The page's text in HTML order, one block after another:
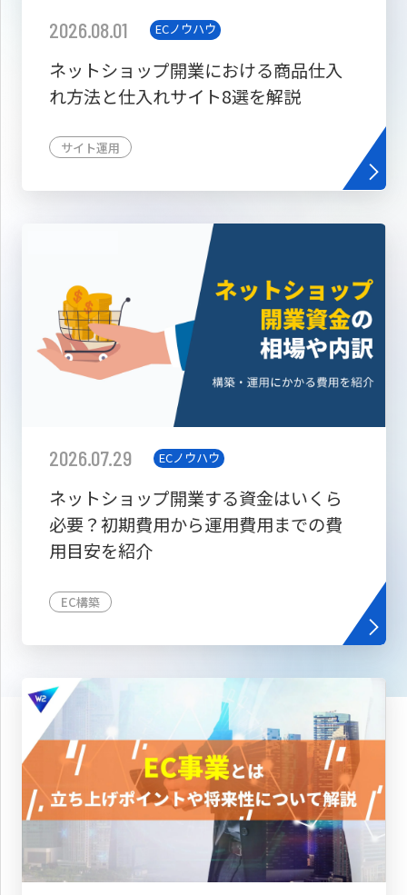
2026.08.01 ECノウハウ
ネットショップ開業における商品仕入
れ方法と仕入れサイト8選を解説
サイト運用
2026.07.29 ECノウハウ
ネットショップ開業する資金はいくら
必要？初期費用から運用費用までの費
用目安を紹介
EC構築